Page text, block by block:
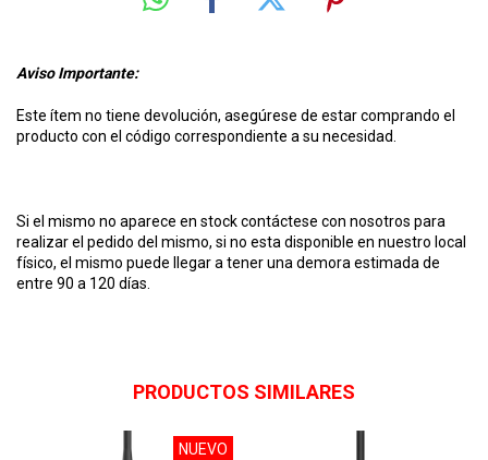
Aviso Importante:
Este ítem no tiene devolución, asegúrese de estar comprando el
producto con el código correspondiente a su necesidad.
Si el mismo no aparece en stock contáctese con nosotros para
realizar el pedido del mismo, si no esta disponible en nuestro local
físico, el mismo puede llegar a tener una demora estimada de
entre 90 a 120 días.
PRODUCTOS SIMILARES
NUEVO